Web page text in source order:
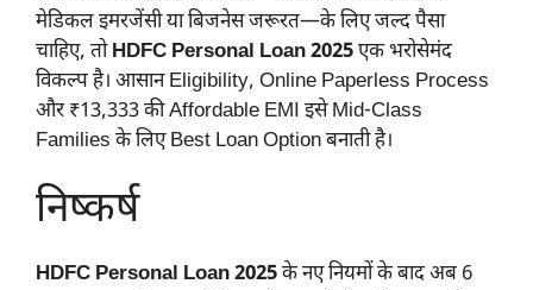
मेडिकल इमरजेंसी या बिजनेस जरूरत—के लिए जल्द पैसा
चाहिए, तोHDFC Personal Loan 2025एक भरोसेमंद
विकल्प है। आसान Eligibility, Online Paperless Process
और ₹13,333 की Affordable EMI इसे Mid-Class
Families के लिए Best Loan Option बनाती है।
निष्कर्ष
HDFC Personal Loan 2025के नए नियमों के बाद अब 6